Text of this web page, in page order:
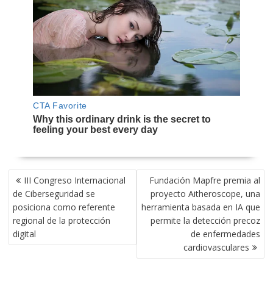
NAVEGACIÓN
DE
ENTRADAS
III Congreso Internacional
de Ciberseguridad se
posiciona como referente
regional de la protección
digital
Fundación Mapfre premia al
proyecto Aitheroscope, una
herramienta basada en IA que
permite la detección precoz
de enfermedades
cardiovasculares